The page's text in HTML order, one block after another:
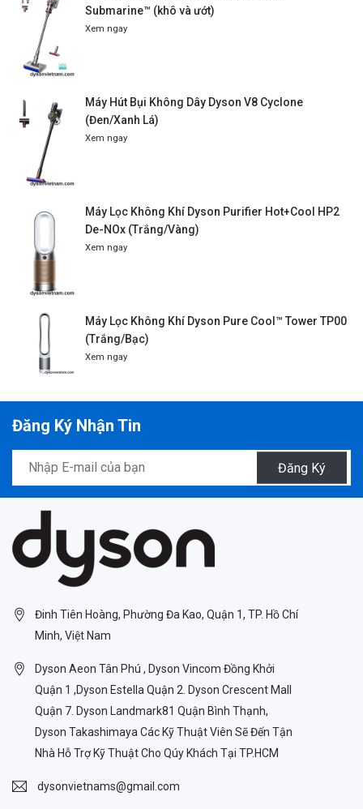
Submarine™ (khô và ướt)
Xem ngay
Máy Hút Bụi Không Dây Dyson V8 Cyclone
(Đen/Xanh Lá)
Xem ngay
Máy Lọc Không Khí Dyson Purifier Hot+Cool HP2
De-NOx (Trắng/Vàng)
Xem ngay
Máy Lọc Không Khí Dyson Pure Cool™ Tower TP00
(Trắng/Bạc)
Xem ngay
Đăng Ký Nhận Tin
Đăng Ký
Đinh Tiên Hoàng, Phường Đa Kao, Quận 1, TP. Hồ Chí
Minh, Việt Nam
Dyson Aeon Tân Phú , Dyson Vincom Đồng Khởi
Quận 1 ,Dyson Estella Quận 2. Dyson Crescent Mall
Quận 7. Dyson Landmark81 Quận Bình Thạnh,
Dyson Takashimaya Các Kỹ Thuật Viên Sẽ Đến Tận
Nhà Hỗ Trợ Kỹ Thuật Cho Qúy Khách Tại TP.HCM
dysonvietnams@gmail.com